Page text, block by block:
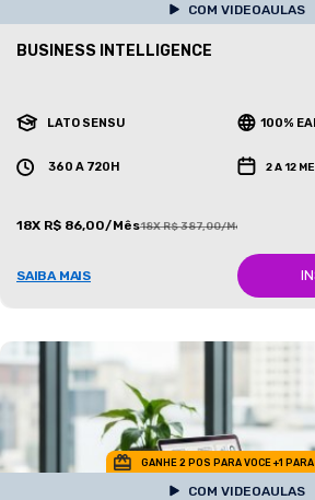
COM VIDEOAULAS
BUSINESS INTELLIGENCE
LATO SENSU 100%
360 A 720H 2 A 12
18X R$ 86,00/Mês18X R$ 387,00/Mês
SAIBA MAIS
GANHE 2 POS PARA VOCE +1
COM VIDEOAULAS